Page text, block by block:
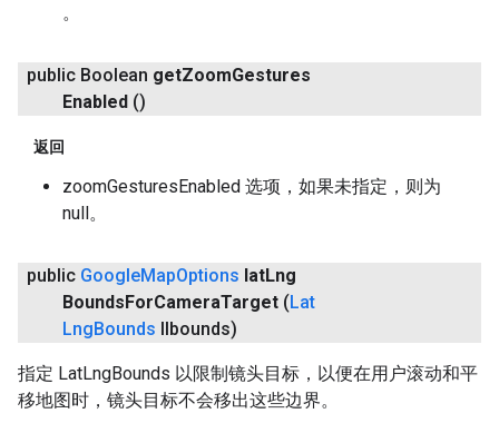
。
public Boolean getZoomGestures
Enabled ()
返回
zoomGesturesEnabled 选项，如果未指定，则为
null。
public GoogleMapOptions latLng
BoundsForCameraTarget (Lat
LngBounds llbounds)
指定 LatLngBounds 以限制镜头目标，以便在用户滚动和平
移地图时，镜头目标不会移出这些边界。